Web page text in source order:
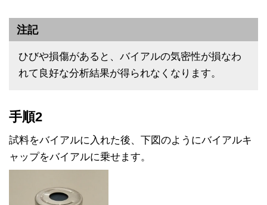
注記
ひびや損傷があると、バイアルの気密性が損なわ
れて良好な分析結果が得られなくなります。
手順2
試料をバイアルに入れた後、下図のようにバイアルキ
ャップをバイアルに乗せます。